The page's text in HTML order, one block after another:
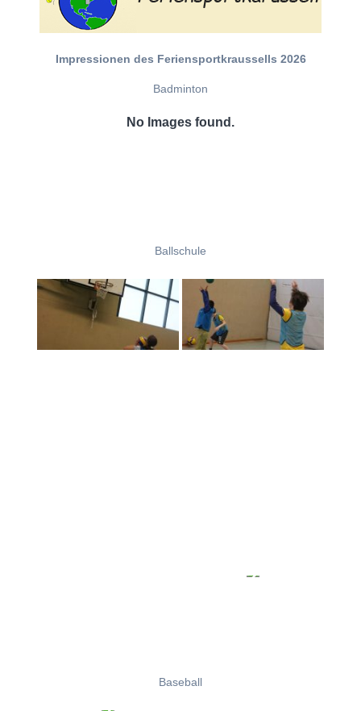
Impressionen des Feriensportkraussells 2026
Badminton
No Images found.
Ballschule
Baseball